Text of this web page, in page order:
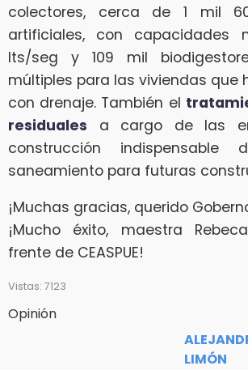
colectores, cerca de 1 mil
artificiales, con capacidades
lts/seg y 109 mil
múltiples para las viviendas que
con drenaje. También el
residuales a cargo de las
construcción
saneamiento para futuras
¡Muchas gracias, querido
¡Mucho éxito, maestra
frente de CEASPUE!
Vistas: 7123
Opinión
LIMÓN